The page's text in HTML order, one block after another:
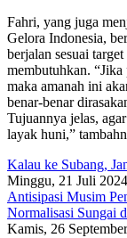
Fahri, yang juga
Gelora Indonesia,
berjalan sesuai
membutuhkan.
maka amanah ini
benar-benar
Tujuannya jelas,
layak huni,”
Kalau ke Subang,
Minggu, 21 Juli 2024
Antisipasi Musim
Normalisasi Sungai
Kamis, 26